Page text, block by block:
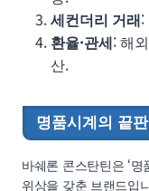
세컨더리 거래:
환율·관세: 해
산.
명품시계의 끝
바쉐론 콘스탄틴은 ‘
위상을 갖춘 브랜드입